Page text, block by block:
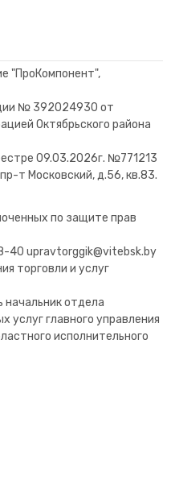
"ПроКомпонент",
№ 392024930 от
Октябрьского района
09.03.2026г. №771213
т Московский, д.56, кв.83.
по защите прав
upravtorggik@vitebsk.by
торговли и услуг
отдела
услуг главного управления
исполнительного